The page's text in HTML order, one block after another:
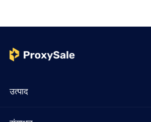
उत्पाद